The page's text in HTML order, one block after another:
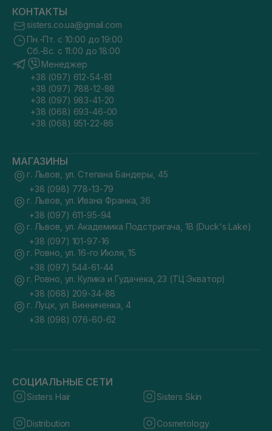
КОНТАКТЫ
sisters.co.ua@gmail.com
Пн.-Пт. с 10:00 до 19:00
Сб.-Вс. с 11:00 до 18:00
Менеджер
+38 (097) 612-54-81
+38 (097) 788-12-88
+38 (097) 983-41-20
+38 (068) 693-46-00
+38 (068) 951-22-86
МАГАЗИНЫ
г. Львов, ул. Степана Бандеры, 45
+38 (098) 778-13-79
г. Львов, ул. Ивана Франка, 36
+38 (097) 611-95-94
г. Львов, ул. Академика Подстригача, 1В (Duck's Lake)
+38 (097) 101-97-16
г. Ровно, ул. 16-го Июля, 15
+38 (097) 544-61-44
г. Ровно, ул. Кулика и Гудачека, 23 (ТЦ Экватор)
+38 (068) 209-34-88
г. Луцк, ул. Винниченка, 4
+38 (098) 076-60-62
СОЦИАЛЬНЫЕ СЕТИ
Sisters Hair Sisters Skin
Distribution Cosmetology